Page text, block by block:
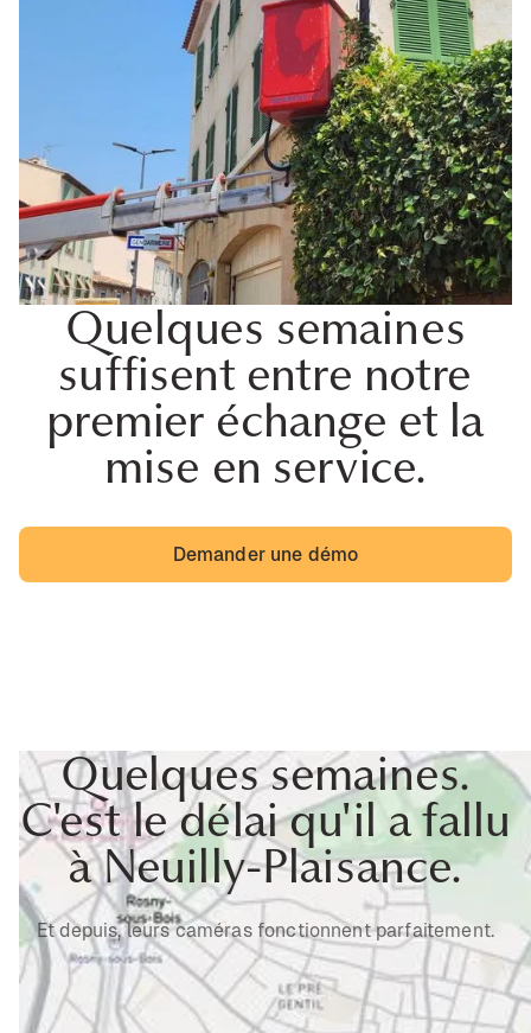
Quelques semaines
suffisent entre notre
premier échange et la
mise en service.
Demander une démo
Quelques semaines.
C'est le délai qu'il a fallu
à Neuilly-Plaisance.
Et depuis, leurs caméras fonctionnent parfaitement.